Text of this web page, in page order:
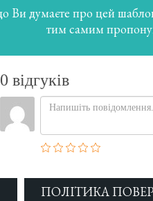
ПОЛІТИКА
Ви думаєте про цей
тим самим